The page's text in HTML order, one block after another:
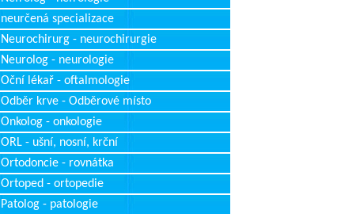
neurčená specializace
Neurochirurg - neurochirurgie
Neurolog - neurologie
Oční lékař - oftalmologie
Odběr krve - Odběrové místo
Onkolog - onkologie
ORL - ušní, nosní, krční
Ortodoncie - rovnátka
Ortoped - ortopedie
Patolog - patologie